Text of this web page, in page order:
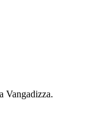
Vangadizza.